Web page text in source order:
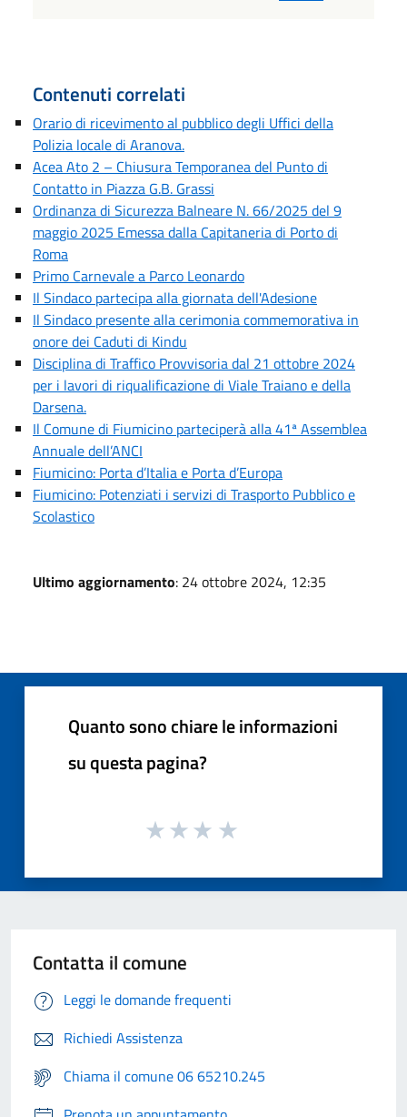
Contenuti correlati
Orario di ricevimento al pubblico degli Uffici della
Polizia locale di Aranova.
Acea Ato 2 – Chiusura Temporanea del Punto di
Contatto in Piazza G.B. Grassi
Ordinanza di Sicurezza Balneare N. 66/2025 del 9
maggio 2025 Emessa dalla Capitaneria di Porto di
Roma
Primo Carnevale a Parco Leonardo
Il Sindaco partecipa alla giornata dell'Adesione
Il Sindaco presente alla cerimonia commemorativa in
onore dei Caduti di Kindu
Disciplina di Traffico Provvisoria dal 21 ottobre 2024
per i lavori di riqualificazione di Viale Traiano e della
Darsena.
Il Comune di Fiumicino parteciperà alla 41ª Assemblea
Annuale dell’ANCI
Fiumicino: Porta d’Italia e Porta d’Europa
Fiumicino: Potenziati i servizi di Trasporto Pubblico e
Scolastico
Ultimo aggiornamento: 24 ottobre 2024, 12:35
Quanto sono chiare le informazioni
su questa pagina?
Contatta il comune
Leggi le domande frequenti
Richiedi Assistenza
Chiama il comune 06 65210.245